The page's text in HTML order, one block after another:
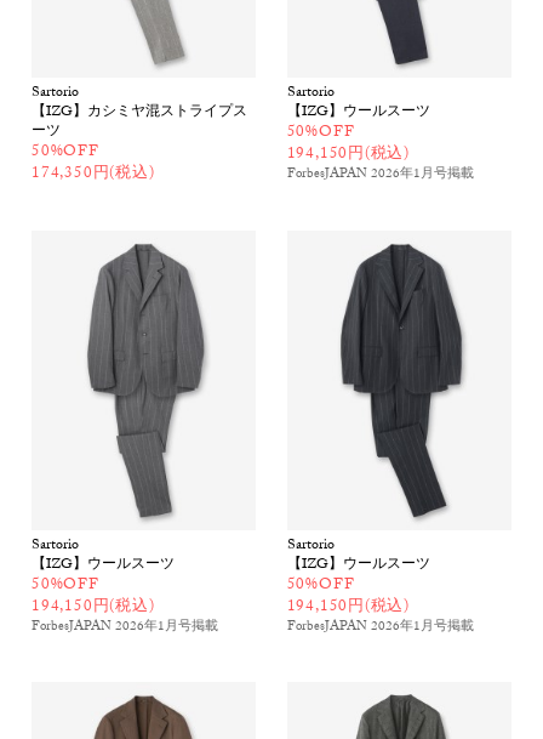
Sartorio
【IZG】カシミヤ混ストライプス
ーツ
50%OFF
174,350円(税込)
Sartorio
【IZG】ウールスーツ
50%OFF
194,150円(税込)
ForbesJAPAN 2026年1月号掲載
Sartorio
【IZG】ウールスーツ
50%OFF
194,150円(税込)
ForbesJAPAN 2026年1月号掲載
Sartorio
【IZG】ウールスーツ
50%OFF
194,150円(税込)
ForbesJAPAN 2026年1月号掲載